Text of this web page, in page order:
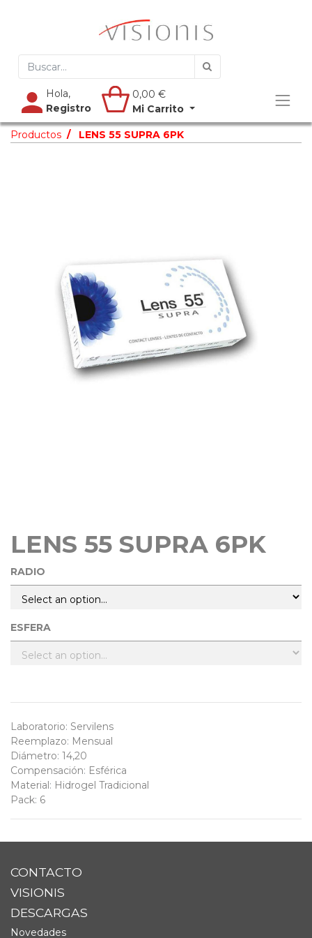
Hola,
Registro
0,00 €
Mi Carrito
Productos LENS 55 SUPRA 6PK
LENS 55 SUPRA 6PK
RADIO
ESFERA
Laboratorio: Servilens
Reemplazo: Mensual
Diámetro: 14,20
Compensación: Esférica
Material : Hidrogel Tradicional
Pack: 6
CONTACTO
VISIONIS
DESCARGAS
Novedades